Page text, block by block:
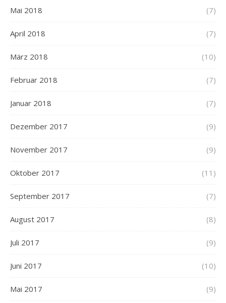
Mai 2018 (7)
April 2018 (7)
März 2018 (10)
Februar 2018 (7)
Januar 2018 (7)
Dezember 2017 (9)
November 2017 (9)
Oktober 2017 (11)
September 2017 (7)
August 2017 (8)
Juli 2017 (9)
Juni 2017 (10)
Mai 2017 (9)